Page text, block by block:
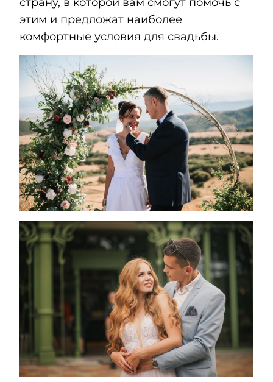
этим и предложат наиболее
комфортные условия для свадьбы.